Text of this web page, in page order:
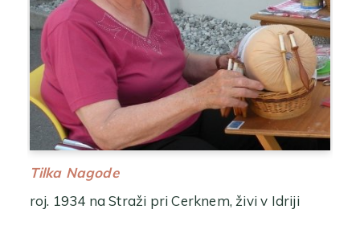
Tilka Nagode
roj. 1934 na Straži pri Cerknem, živi v Idriji